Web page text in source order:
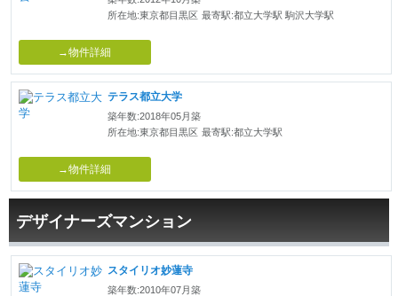
所在地:東京都目黒区 最寄駅:都立大学駅 駒沢大学駅
→物件詳細
テラス都立大学
築年数:2018年05月築
所在地:東京都目黒区 最寄駅:都立大学駅
→物件詳細
デザイナーズマンション
スタイリオ妙蓮寺
築年数:2010年07月築